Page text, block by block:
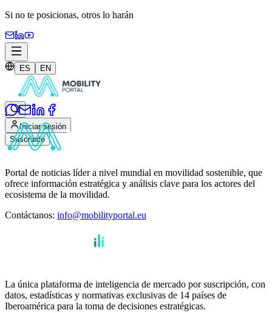
Si no te posicionas, otros lo harán
ES EN
Iniciar sesión
Suscribite
Portal de noticias líder a nivel mundial en movilidad sostenible, que
ofrece información estratégica y análisis clave para los actores del
ecosistema de la movilidad.
Contáctanos: info@mobilityportal.eu
La única plataforma de inteligencia de mercado por suscripción, con
datos, estadísticas y normativas exclusivas de 14 países de
Iberoamérica para la toma de decisiones estratégicas.